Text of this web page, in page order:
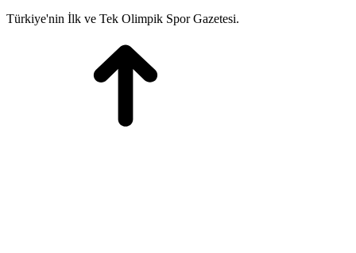
Türkiye'nin İlk ve Tek Olimpik Spor Gazetesi.